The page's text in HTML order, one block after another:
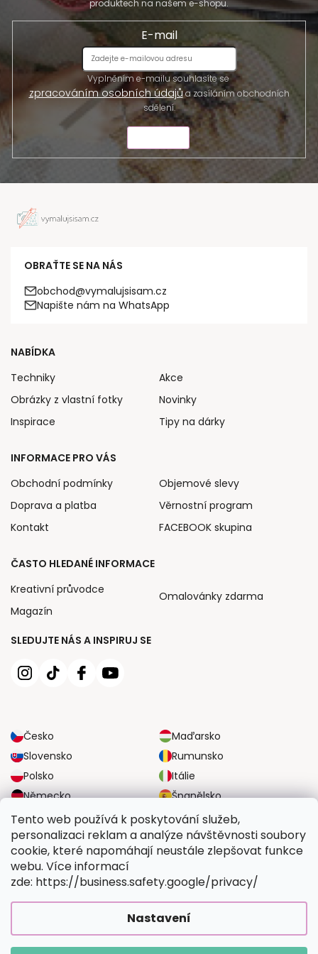
Tento web používá k poskytování služeb,
personalizaci reklam a analýze návštěvnosti soubory
cookie, které napomáhají neustále zlepšovat funkce
webu. Více informací
zde: https://business.safety.google/privacy/
Nastavení
produktech na našem e-shopu.
E-mail
Vyplněním e-mailu souhlasíte se
zpracováním osobních údajůa zasíláním obchodních
sdělení.
OBRAŤTE SE NA NÁS
obchod@vymalujsisam.cz
Napište nám na WhatsApp
SLEDUJTE NÁS A INSPIRUJ SE
Česko
Maďarsko
Slovensko
Rumunsko
Polsko
Itálie
Německo
Španělsko
Velká Británie
Rakousko
NABÍDKA
Techniky
Obrázky z vlastní fotky
Inspirace
Akce
Novinky
Tipy na dárky
INFORMACE PRO VÁS
Obchodní podmínky
Doprava a platba
Kontakt
Objemové slevy
Věrnostní program
FACEBOOK skupina
ČASTO HLEDANÉ INFORMACE
Kreativní průvodce
Magazín
Omalovánky zdarma
SPOLEHLIVÉ MOŽNOSTI DOPRAVY
BEZPEČNÉ MOŽNOSTI PLATBY